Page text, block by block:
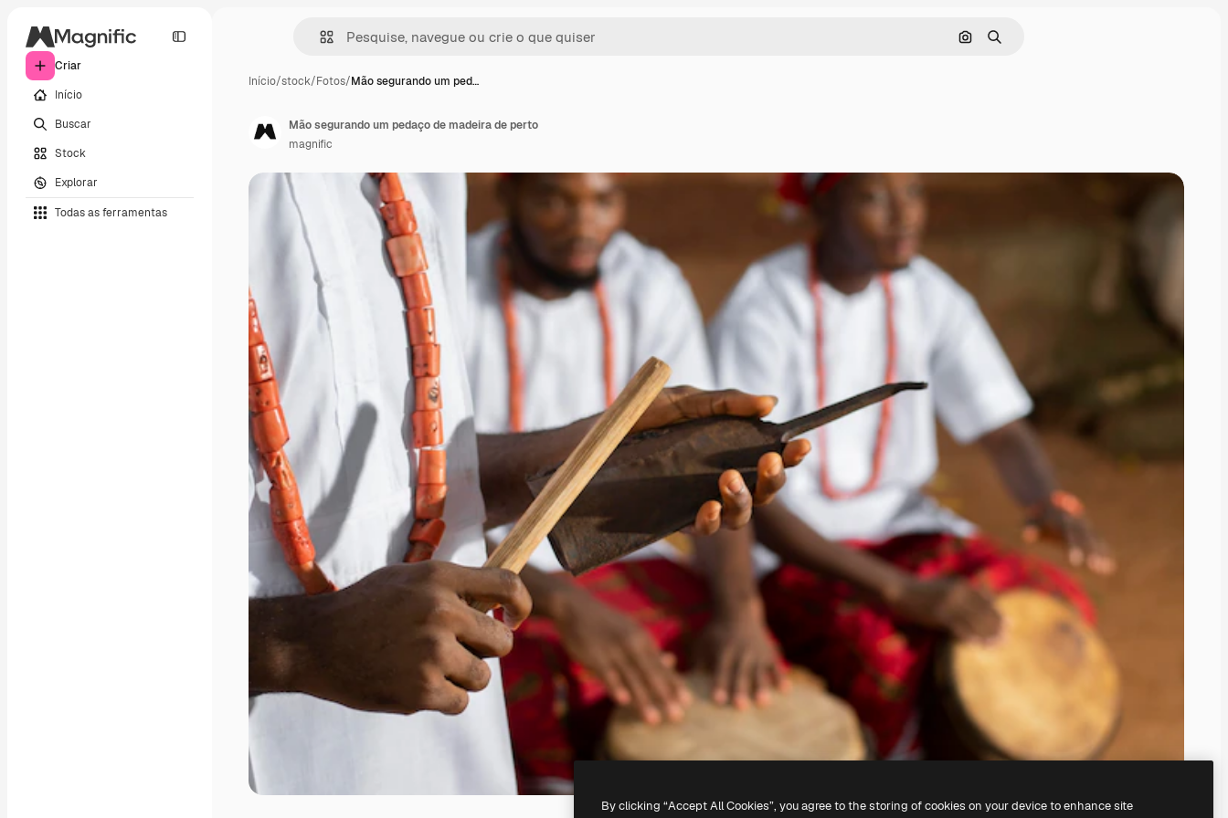
Criar
Início
Buscar
Stock
Explorar
Todas as ferramentas
Pesquisar por imagem
Buscar
Início/stock/Fotos/Mão segurando um ped…
Mão segurando um pedaço de madeira de perto
magnific
By clicking “Accept All Cookies”, you agree to the storing of cookies on your device to enhance site